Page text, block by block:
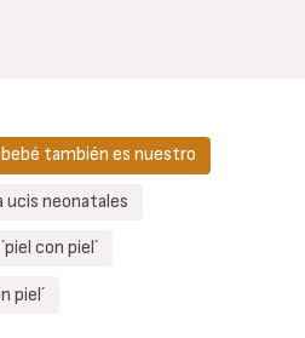
bebé también es nuestro
ucis neonatales
´piel con piel´
piel´